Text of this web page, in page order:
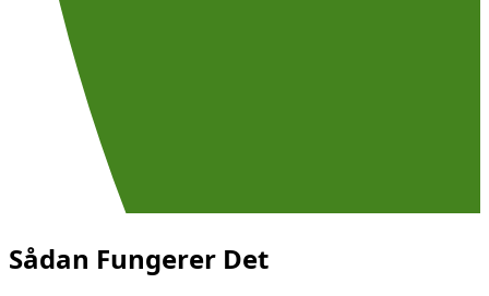
Sådan Fungerer Det